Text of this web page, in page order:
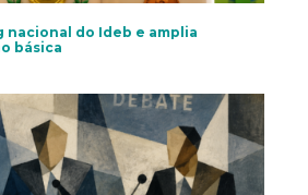
nacional do Ideb e amplia
básica